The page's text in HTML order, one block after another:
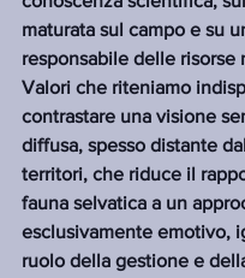
maturata sul campo e su
responsabile delle risorse
Valori che riteniamo
contrastare una visione
diffusa, spesso distante
territori, che riduce il
fauna selvatica a un
esclusivamente emotivo,
ruolo della gestione e